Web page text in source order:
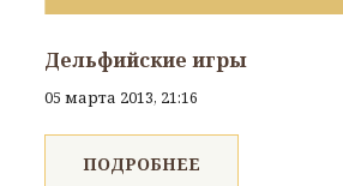
Дельфийские игры
05 марта 2013, 21:16
ПОДРОБНЕЕ